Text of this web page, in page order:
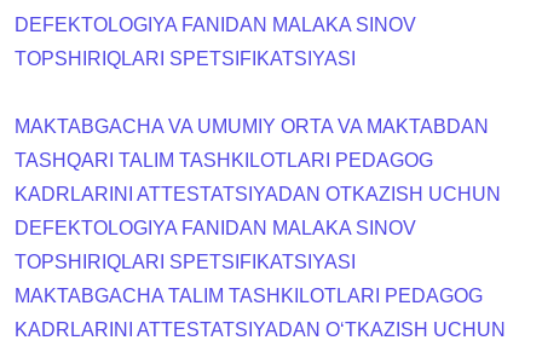
DEFEKTOLOGIYA FANIDAN MALAKA SINOV
TOPSHIRIQLARI SPETSIFIKATSIYASI
MAKTABGACHA VA UMUMIY ORTA VA MAKTABDAN
TASHQARI TALIM TASHKILOTLARI PEDAGOG
KADRLARINI ATTESTATSIYADAN OTKAZISH UCHUN
DEFEKTOLOGIYA FANIDAN MALAKA SINOV
TOPSHIRIQLARI SPETSIFIKATSIYASI
MAKTABGACHA TALIM TASHKILOTLARI PEDAGOG
KADRLARINI ATTESTATSIYADAN OʻTKAZISH UCHUN